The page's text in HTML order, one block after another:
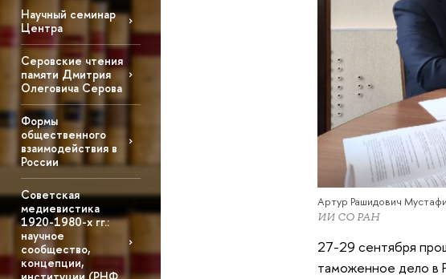
Научный семинар
Центра
Серовские чтения
памяти Дмитрия
Олеговича Серова
Формы
общественного
взаимодействия в
России
Советская
медиевистика
1920-1980-х гг.:
научное
сообщество,
концепции,
Артур Рашидович
ИИ СО РАН
27-29 сентября
таможенное дело в